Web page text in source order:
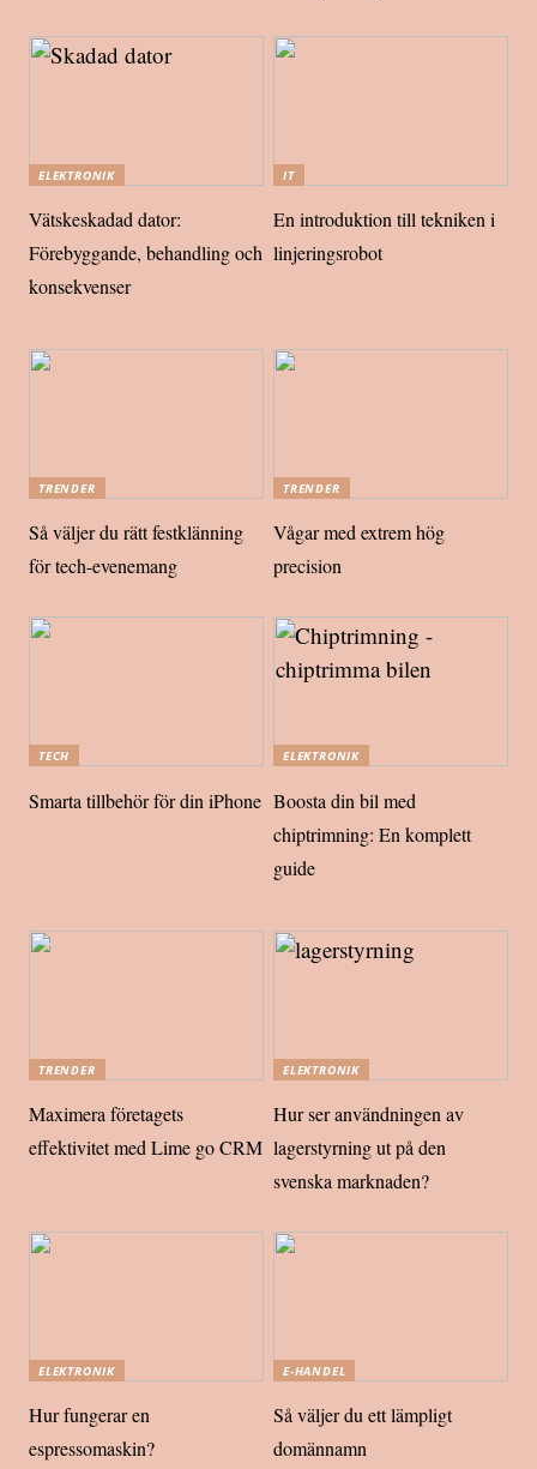
ELEKTRONIK
Vätskeskadad dator:
Förebyggande, behandling och
konsekvenser
IT
En introduktion till tekniken i
linjeringsrobot
TRENDER
Så väljer du rätt festklänning
för tech-evenemang
TRENDER
Vågar med extrem hög
precision
TECH
Smarta tillbehör för din iPhone
ELEKTRONIK
Boosta din bil med
chiptrimning: En komplett
guide
TRENDER
Maximera företagets
effektivitet med Lime go CRM
ELEKTRONIK
Hur ser användningen av
lagerstyrning ut på den
svenska marknaden?
ELEKTRONIK
Hur fungerar en
espressomaskin?
E-HANDEL
Så väljer du ett lämpligt
domännamn